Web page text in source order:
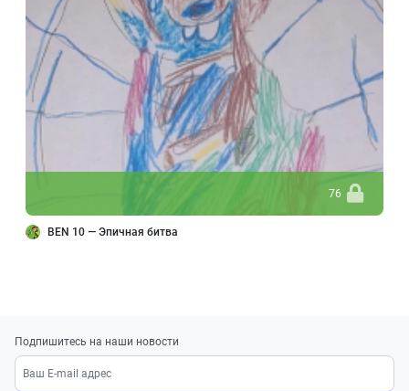
76
BEN 10 — Эпичная битва
Подпишитесь на наши новости